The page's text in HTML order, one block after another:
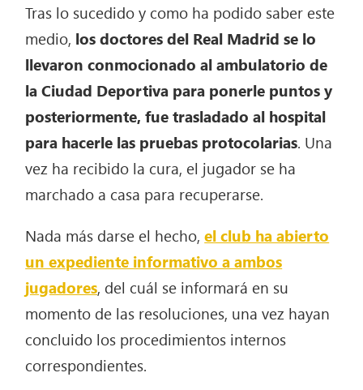
Tras lo sucedido y como ha podido saber este
medio, los doctores del Real Madrid se lo
llevaron conmocionado al ambulatorio de
la Ciudad Deportiva para ponerle puntos y
posteriormente, fue trasladado al hospital
para hacerle las pruebas protocolarias. Una
vez ha recibido la cura, el jugador se ha
marchado a casa para recuperarse.
Nada más darse el hecho,el club ha abierto
un expediente informativo a ambos
jugadores, del cuál se informará en su
momento de las resoluciones, una vez hayan
concluido los procedimientos internos
correspondientes.